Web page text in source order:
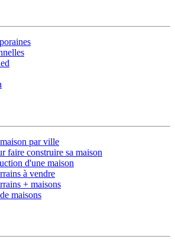
par ville
faire construire sa maison
d'une maison
à vendre
+ maisons
maisons